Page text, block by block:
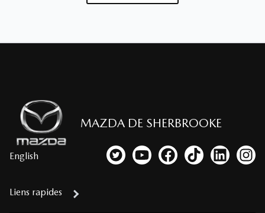
MAZDA DE SHERBROOKE
English Lien vers notre compte Twitter
Lien vers notre chaîne
Lien vers notre page
Lien vers notre
Lien vers
Lien
Liens rapides